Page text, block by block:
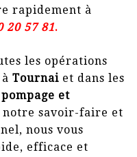
rapidement à
20 57 81.
les opérations
Tournai et dans les
et
notre savoir-faire et
nous vous
efficace et